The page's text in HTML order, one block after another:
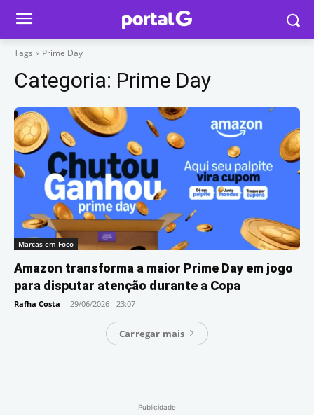
Tags Prime Day
Categoria: Prime Day
Marcas em Foco
Amazon transforma a maior Prime Day em jogo
para disputar atenção durante a Copa
Rafha Costa - 29/06/2026 - 23:07
Carregar mais
Publicidade